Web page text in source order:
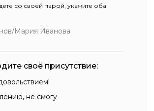
со своей парой, укажите оба
своё присутствие:
не смогу